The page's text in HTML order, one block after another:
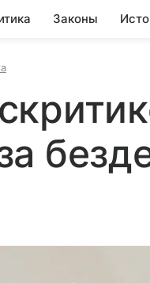
Законы